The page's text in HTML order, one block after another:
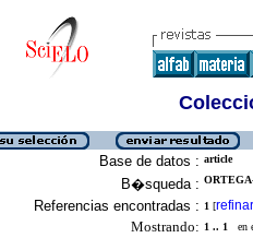
Base de datos : article
B�squeda :
Referencias encontradas : 1 [refinar
Mostrando: 1 .. 1 en